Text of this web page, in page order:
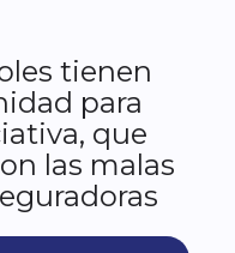
tienen
para
que
las malas